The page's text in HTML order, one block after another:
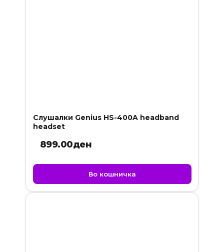
Слушалки Genius HS-400A headband
headset
899.00ден
Во кошничка